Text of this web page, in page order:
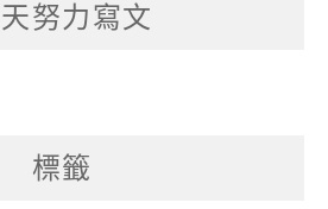
努力寫文
標籤